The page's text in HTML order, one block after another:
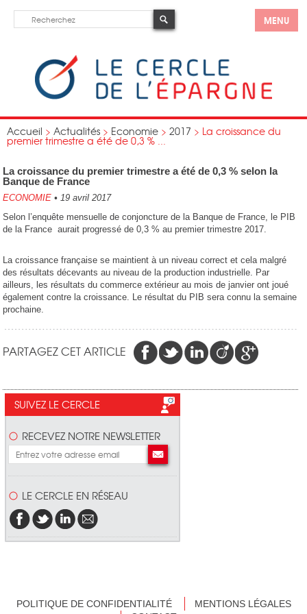
MENU
Accueil > Actualités > Economie > 2017 > La croissance du
premier trimestre a été de 0,3 % ...
La croissance du premier trimestre a été de 0,3 % selon la
Banque de France
ECONOMIE • 19 avril 2017
Selon l’enquête mensuelle de conjoncture de la Banque de France, le PIB
de la France aurait progressé de 0,3 % au premier trimestre 2017.
La croissance française se maintient à un niveau correct et cela malgré
des résultats décevants au niveau de la production industrielle. Par
ailleurs, les résultats du commerce extérieur au mois de janvier ont joué
également contre la croissance. Le résultat du PIB sera connu la semaine
prochaine.
PARTAGEZ CET ARTICLE
SUIVEZ LE CERCLE
RECEVEZ NOTRE NEWSLETTER
LE CERCLE EN RÉSEAU
POLITIQUE DE CONFIDENTIALITÉ
MENTIONS LÉGALES